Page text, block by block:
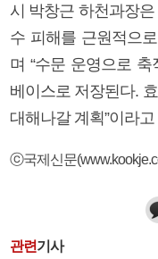
시 박창근 하천과장
수 피해를 근원적으
며 “수문 운영으로
베이스로 저장된다.
대해나갈 계획”이라
ⓒ국제신문
관련기사